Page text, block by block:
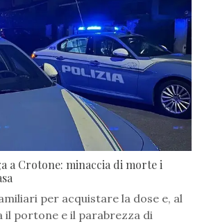
a Crotone: minaccia di morte i
per acquistare la dose e, al
il portone e il parabrezza di